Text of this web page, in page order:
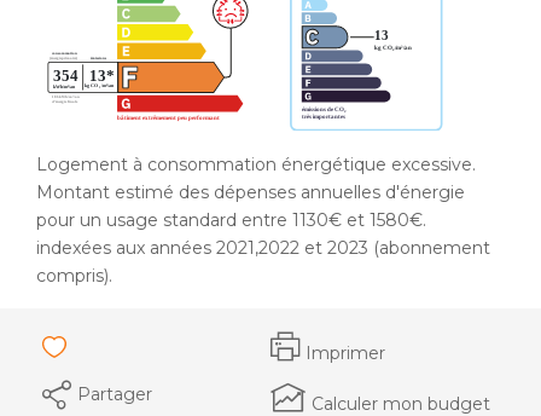
Logement à consommation énergétique excessive.
Montant estimé des dépenses annuelles d'énergie
pour un usage standard entre 1130€ et 1580€.
indexées aux années 2021,2022 et 2023 (abonnement
compris).
Imprimer
Partager
Calculer mon budget